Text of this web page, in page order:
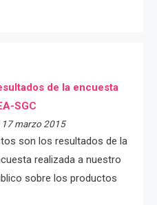
de la encuesta
SGC
17 marzo 2015
son los resultados de la
realizada a nuestro
sobre los productos